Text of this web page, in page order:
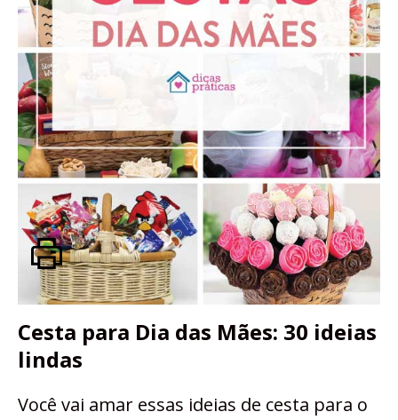
Cesta para Dia das Mães: 30 ideias
lindas
Você vai amar essas ideias de cesta para o